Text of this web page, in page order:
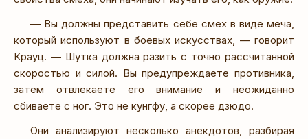
— Вы должны представить себе смех в виде меча,
который используют в боевых искусствах, — говорит
Крауц. — Шутка должна разить с точно рассчитанной
скоростью и силой. Вы предупреждаете противника,
затем отвлекаете его внимание и неожиданно
сбиваете с ног. Это не кунгфу, а скорее дзюдо.
Они анализируют несколько анекдотов, разбирая